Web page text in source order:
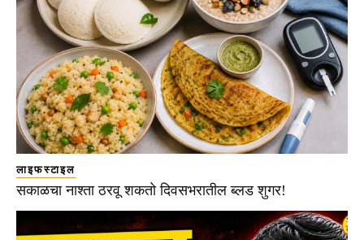
लाइफस्टाइल
सकाळचा नाश्ता ठरवू शकतो दिवसभरातील ब्लड शुगर!